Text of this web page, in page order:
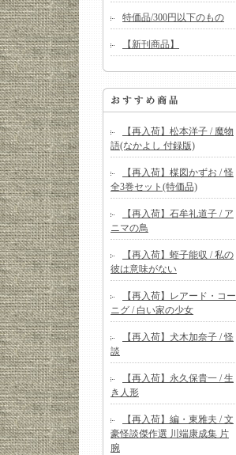
特価品/300円以下のもの
【新刊商品】
【再入荷】松本洋子 / 魔物
語(なかよし 付録版)
【再入荷】楳図かずお / 怪
全3巻セット(特価品)
【再入荷】石牟礼道子 / ア
ニマの鳥
【再入荷】蛭子能収 / 私の
彼は意味がない
【再入荷】レアード・コー
ニグ / 白い家の少女
【再入荷】犬木加奈子 / 怪
談
【再入荷】永久保貴一 / 生
き人形
【再入荷】編・東雅夫 / 文
豪怪談傑作選 川端康成集 片
腕